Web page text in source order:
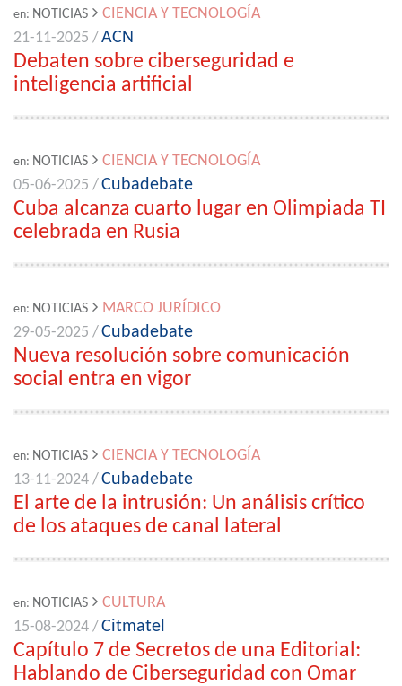
en: NOTICIAS
CIENCIA Y TECNOLOGÍA
21-11-2025 /ACN
Debaten sobre ciberseguridad e
inteligencia artificial
en: NOTICIAS
CIENCIA Y TECNOLOGÍA
05-06-2025 /Cubadebate
Cuba alcanza cuarto lugar en Olimpiada TI
celebrada en Rusia
en: NOTICIAS
MARCO JURÍDICO
29-05-2025 /Cubadebate
Nueva resolución sobre comunicación
social entra en vigor
en: NOTICIAS
CIENCIA Y TECNOLOGÍA
13-11-2024 /Cubadebate
El arte de la intrusión: Un análisis crítico
de los ataques de canal lateral
en: NOTICIAS
CULTURA
15-08-2024 /Citmatel
Capítulo 7 de Secretos de una Editorial:
Hablando de Ciberseguridad con Omar